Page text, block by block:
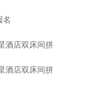
名
酒店双床间拼
酒店双床间拼